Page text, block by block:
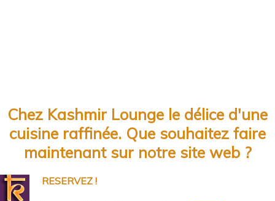
Chez Kashmir Lounge le délice d'une
cuisine raffinée. Que souhaitez faire
maintenant sur notre site web ?
RESERVEZ !